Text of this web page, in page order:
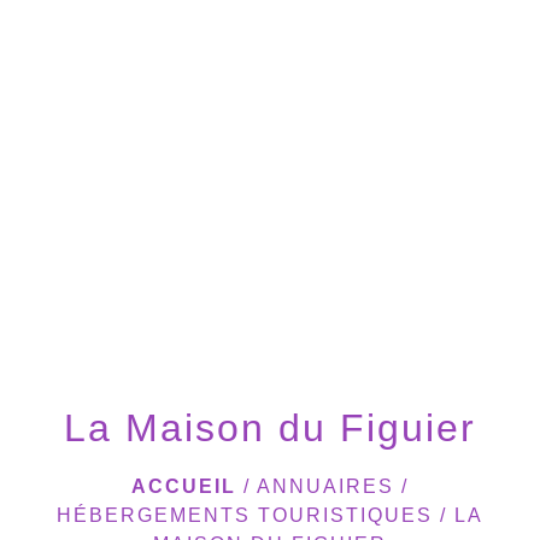
La Maison du Figuier
ACCUEIL / ANNUAIRES /
HÉBERGEMENTS TOURISTIQUES / LA